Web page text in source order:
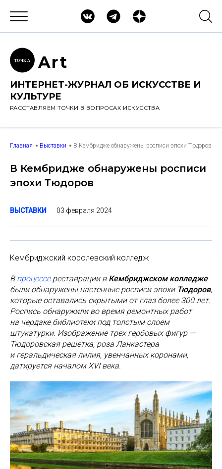
ТОЧК А Art
ИНТЕРНЕТ-ЖУРНАЛ ОБ ИСКУССТВЕ И
КУЛЬТУРЕ
РАССТАВЛЯЕМ ТОЧКИ В ВОПРОСАХ ИСКУССТВА
Главная Выставки В Кембридже обнаружены росписи эпохи Тюдоров
В Кембридже обнаружены росписи
эпохи Тюдоров
ВЫСТАВКИ 03 февраля 2024
Кембриджский королевский колледж
В процессе реставрации в Кембриджском колледже
были обнаружены настенные росписи эпохи Тюдоров,
которые оставались скрытыми от глаз более 300 лет.
Роспись обнаружили во время ремонтных работ
на чердаке библиотеки под толстым слоем
штукатурки. Изображение трех гербовых фигур —
Тюдоровская решетка, роза Ланкастера
и геральдическая лилия, увенчанных коронами,
датируется началом XVI века.